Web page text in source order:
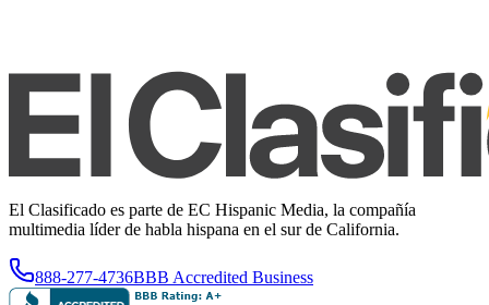
El Clasificado es parte de EC Hispanic Media, la compañía
multimedia líder de habla hispana en el sur de California.
888-277-4736BBB Accredited Business